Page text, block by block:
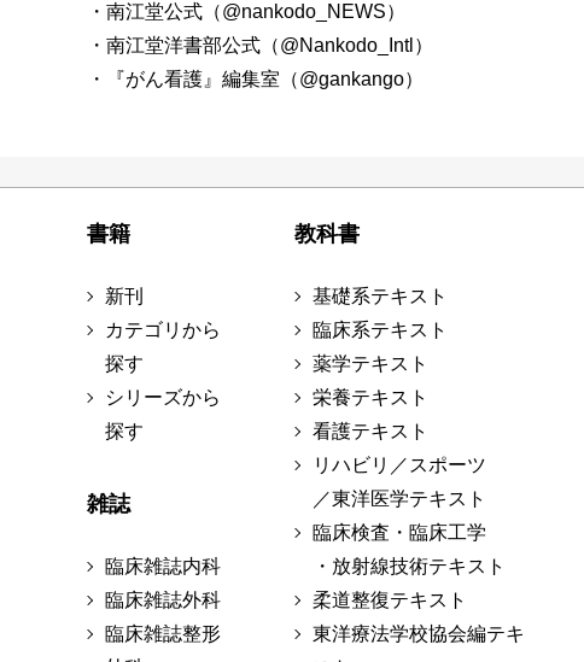
・南江堂公式（@nankodo_NEWS）
・南江堂洋書部公式（@Nankodo_Intl）
・『がん看護』編集室（@gankango）
書籍
新刊
カテゴリから
探す
シリーズから
探す
雑誌
臨床雑誌内科
臨床雑誌外科
臨床雑誌整形
教科書
基礎系テキスト
臨床系テキスト
薬学テキスト
栄養テキスト
看護テキスト
リハビリ／スポーツ
／東洋医学テキスト
臨床検査・臨床工学
・放射線技術テキスト
柔道整復テキスト
東洋療法学校協会編テキ